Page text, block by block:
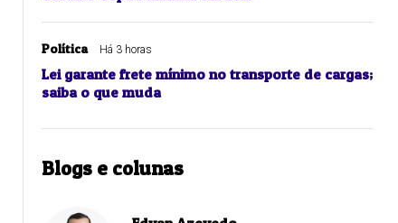
Política Há 3 horas
Lei garante frete mínimo no transporte de cargas;
saiba o que muda
Blogs e colunas